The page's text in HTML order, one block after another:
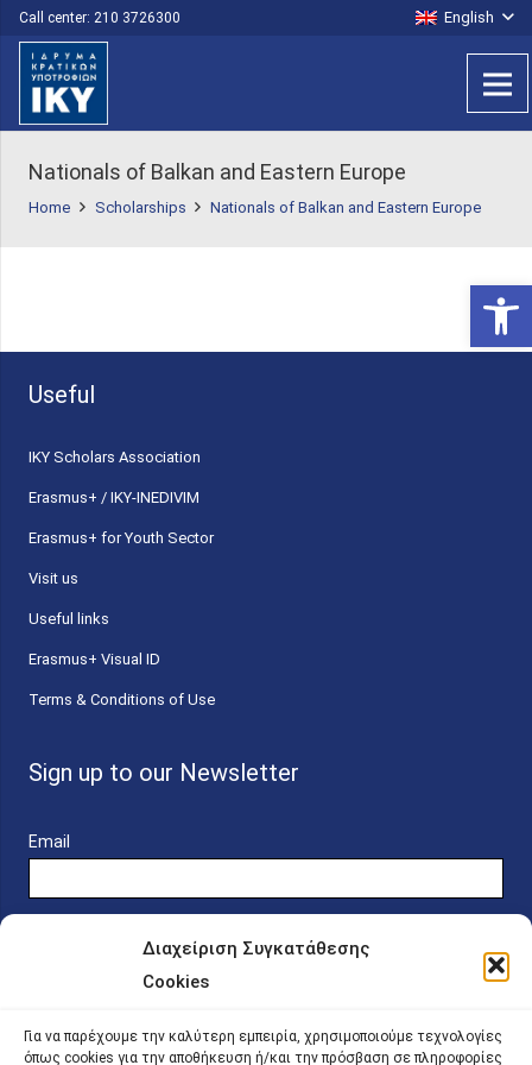
Διαχείριση Συγκατάθεσης
Cookies
Για να παρέχουμε την καλύτερη εμπειρία, χρησιμοποιούμε τεχνολογίες
όπως cookies για την αποθήκευση ή/και την πρόσβαση σε πληροφορίες
Call center: 210 3726300 English
Nationals of Balkan and Eastern Europe
Home Scholarships Nationals of Balkan and Eastern Europe
Useful
ΙΚΥ Scholars Association
Erasmus+ / IKY-INEDIVIM
Erasmus+ for Youth Sector
Visit us
Useful links
Erasmus+ Visual ID
Terms & Conditions of Use
Sign up to our Newsletter
Email
Online Platform for Scholarship Candidates